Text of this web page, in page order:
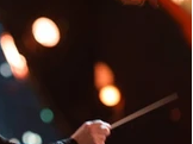
des
des années 80 et
dominait le paysage
par l'énergique
d'orch